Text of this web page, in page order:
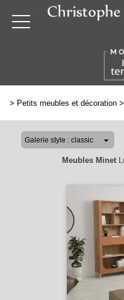
> Petits meubles et décoration >
Meubles Minet